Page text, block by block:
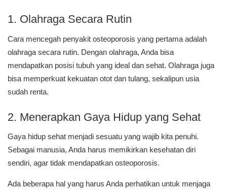
1. Olahraga Secara Rutin
Cara mencegah penyakit osteoporosis yang pertama adalah
olahraga secara rutin. Dengan olahraga, Anda bisa
mendapatkan posisi tubuh yang ideal dan sehat. Olahraga juga
bisa memperkuat kekuatan otot dan tulang, sekalipun usia
sudah renta.
2. Menerapkan Gaya Hidup yang Sehat
Gaya hidup sehat menjadi sesuatu yang wajib kita penuhi.
Sebagai manusia, Anda harus memikirkan kesehatan diri
sendiri, agar tidak mendapatkan osteoporosis.
Ada beberapa hal yang harus Anda perhatikan untuk menjaga